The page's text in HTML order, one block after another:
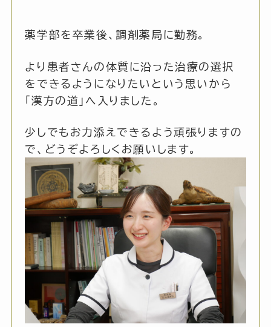
薬学部を卒業後、調剤薬局に勤務。
より患者さんの体質に沿った治療の選択
をできるようになりたいという思いから
「漢方の道」へ入りました。
少しでもお力添えできるよう頑張りますの
で、どうぞよろしくお願いします。